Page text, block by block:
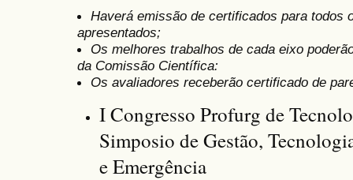
Haverá emissão de certificados para todos
apresentados;
Os melhores trabalhos de cada eixo
da Comissão Científica:
Os avaliadores receberão certificado de
I Congresso Profurg de
Simposio de Gestão,
e Emergência